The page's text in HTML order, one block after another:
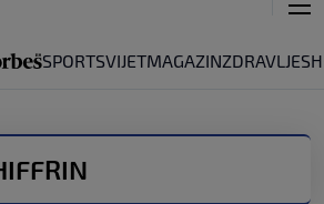
SPORTSVIJETMAGAZINZDRAVLJE